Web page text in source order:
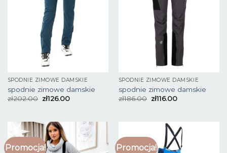
SPODNIE ZIMOWE DAMSKIE
spodnie zimowe damskie
zł202.00 zł126.00
SPODNIE ZIMOWE DAMSKIE
spodnie zimowe damskie
zł186.00 zł116.00
Promocja! Promocja!